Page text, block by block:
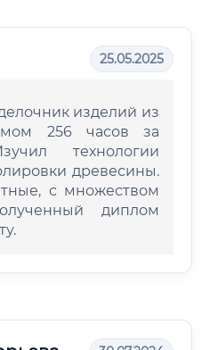
25.05.2025
изделий из
256 часов за
технологии
древесины.
с множеством
диплом